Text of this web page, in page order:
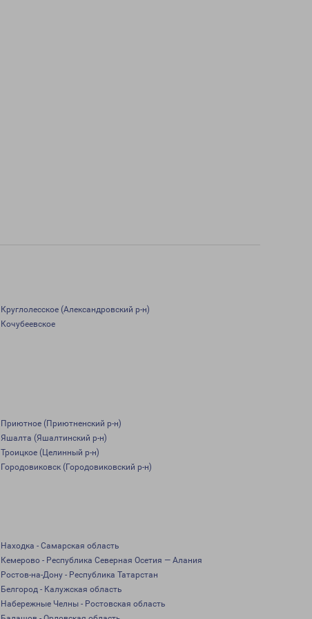
Круглолесское (Александровский р-н)
Кочубеевское
Приютное (Приютненский р-н)
Яшалта (Яшалтинский р-н)
Троицкое (Целинный р-н)
Городовиковск (Городовиковский р-н)
Находка - Самарская область
Кемерово - Республика Северная Осетия — Алания
Ростов-на-Дону - Республика Татарстан
Белгород - Калужская область
Набережные Челны - Ростовская область